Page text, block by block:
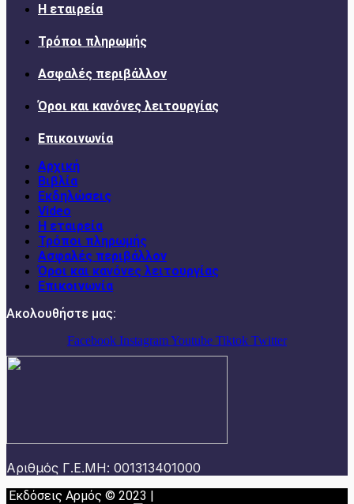
Η εταιρεία
Τρόποι πληρωμής
Ασφαλές περιβάλλον
Όροι και κανόνες λειτουργίας
Επικοινωνία
Αρχική
Βιβλία
Εκδηλώσεις
Video
Η εταιρεία
Τρόποι πληρωμής
Ασφαλές περιβάλλον
Όροι και κανόνες λειτουργίας
Επικοινωνία
Ακολουθήστε μας:
Facebook InstagramYoutube Tiktok Twitter
Αριθμός Γ.Ε.ΜΗ: 001313401000
Εκδόσεις Αρμός © 2023 |